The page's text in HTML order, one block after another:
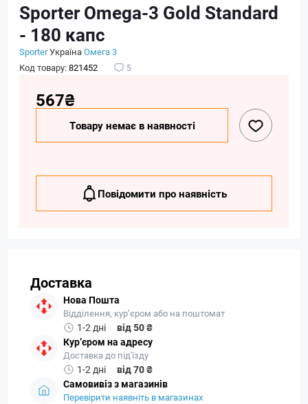
Sporter Omega-3 Gold Standard
- 180 капс
SporterУкраїнаОмега 3
Код товару:821452 5
567₴
Товару немає в наявності
Повідомити про наявність
Доставка
Нова Пошта
Відділення, кур’єром або на поштомат
1-2 дні
від 50 ₴
Кур’єром на адресу
Доставка до під'їзду
1-2 дні
від 70 ₴
Самовивіз з магазинів
Перевірити наявніть в магазинах